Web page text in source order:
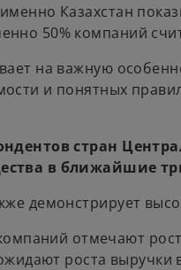
Казахстан
50% компаний
на важную
и понятных
стран
в ближайшие
демонстрирует
отмечают
роста